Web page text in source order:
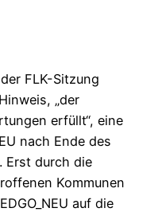
FLK-Sitzung
„der
erfüllt“, eine
nach Ende des
Erst durch die
Kommunen
auf die